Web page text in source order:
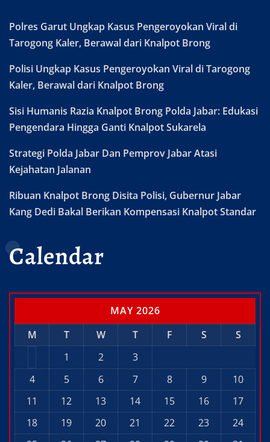
Polres Garut Ungkap Kasus Pengeroyokan Viral di
Tarogong Kaler, Berawal dari Knalpot Brong
Polisi Ungkap Kasus Pengeroyokan Viral di Tarogong
Kaler, Berawal dari Knalpot Brong
Sisi Humanis Razia Knalpot Brong Polda Jabar: Edukasi
Pengendara Hingga Ganti Knalpot Sukarela
Strategi Polda Jabar Dan Pemprov Jabar Atasi
Kejahatan Jalanan
Ribuan Knalpot Brong Disita Polisi, Gubernur Jabar
Kang Dedi Bakal Berikan Kompensasi Knalpot Standar
Calendar
MAY 2026
M
T W T F S
S
1
2
3
4
5 6 7 8 9
10
11
12 13 14 15 16
17
18
19 20 21 22 23
24